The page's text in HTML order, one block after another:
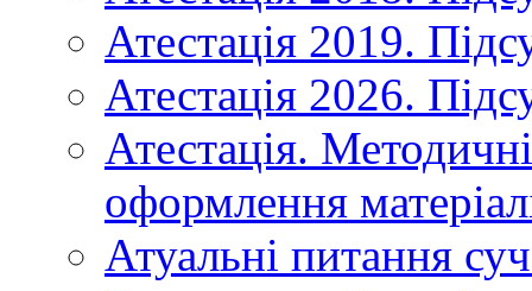
Атестація 2019.
Атестація 2026.
Атестація.
оформлення
Атуальні питання